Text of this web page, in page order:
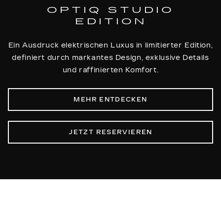
OPTIQ STUDIO
EDITION
Ein Ausdruck elektrischen Luxus in limitierter Edition,
definiert durch markantes Design, exklusive Details
und raffinierten Komfort.
MEHR ENTDECKEN
JETZT RESERVIEREN